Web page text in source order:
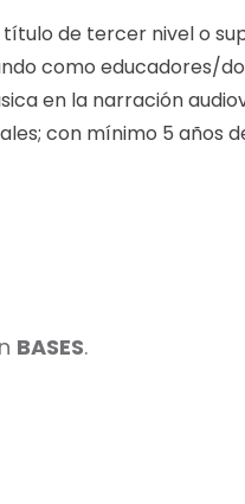
de tercer nivel o
como educadores/
en la narración
con mínimo 5 años
BASES.